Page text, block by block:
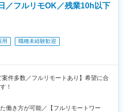
／フルリモOK／残業10h以下
用
職種未経験歓迎
案件多数／フルリモートあり】希望に合
！
働き方が可能／【フルリモートワー